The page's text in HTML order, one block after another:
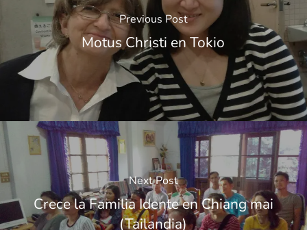
Previous Post
Motus Christi en Tokio
Next Post
Crece la Familia Idente en Chiang mai
(Tailandia)